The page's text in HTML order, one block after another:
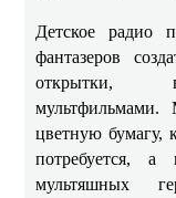
Детское радио
фантазеров
открытки,
мультфильмами.
цветную бумагу,
потребуется, а
мультяшных